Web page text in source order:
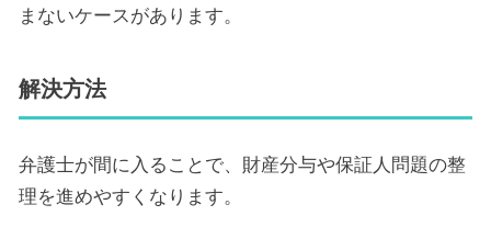
まないケースがあります。
解決方法
弁護士が間に入ることで、財産分与や保証人問題の整
理を進めやすくなります。